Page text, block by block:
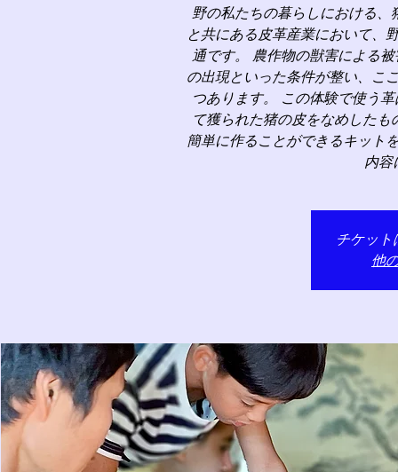
野の私たちの暮らしにおける
と共にある皮革産業において、
通です。 農作物の獣害による
の出現といった条件が整い、こ
つあります。 この体験で使う
て獲られた猪の皮をなめした
簡単に作ることができるキット
内容
チケット
他